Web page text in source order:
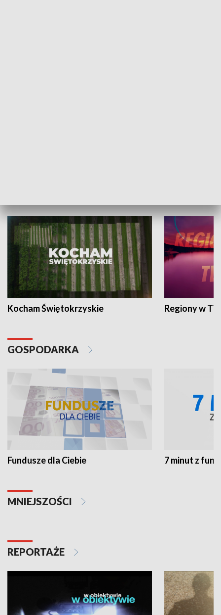
Kocham Świętokrzyskie Regiony w
GOSPODARKA
Fundusze dla Ciebie 7 minut z
MNIEJSZOŚCI
REPORTAŻE